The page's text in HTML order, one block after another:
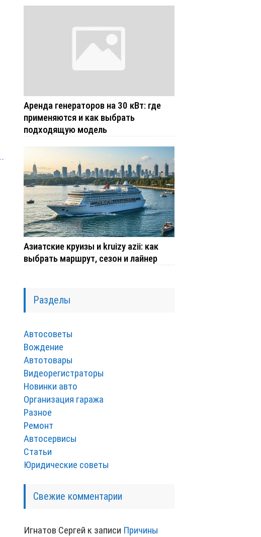
Аренда генераторов на 30 кВт: где
применяются и как выбрать
подходящую модель
Азиатские круизы и kruizy azii: как
выбрать маршрут, сезон и лайнер
Разделы
Автосоветы
Вождение
Автотовары
Видеорегистраторы
Новинки авто
Организация гаража
Разное
Ремонт
Автосервисы
Статьи
Юридические советы
Свежие комментарии
Игнатов Сергей к записи Причины